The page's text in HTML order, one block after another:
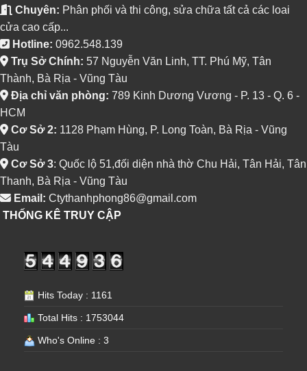
Chuyên: Phân phối và thi công, sửa chữa tất cả các loai
cửa cao cấp...
Hotline: 0962.548.139
Trụ Sở Chính: 57 Nguyễn Văn Linh, TT. Phú Mỹ, Tân
Thành, Bà Rịa - Vũng Tàu
Địa chỉ văn phòng: 789 Kinh Dương Vương - P. 13 - Q. 6 -
HCM
Cơ Sở 2: 1128 Phạm Hùng, P. Long Toàn, Bà Rịa - Vũng
Tàu
Cơ Sở 3: Quốc lộ 51,đối diện nhà thờ Chu Hải, Tân Hải, Tân
Thanh, Bà Rịa - Vũng Tàu
Email: Ctythanhphong86@gmail.com
THỐNG KÊ TRUY CẬP
Hits Today : 1161
Total Hits : 1753044
Who's Online : 3